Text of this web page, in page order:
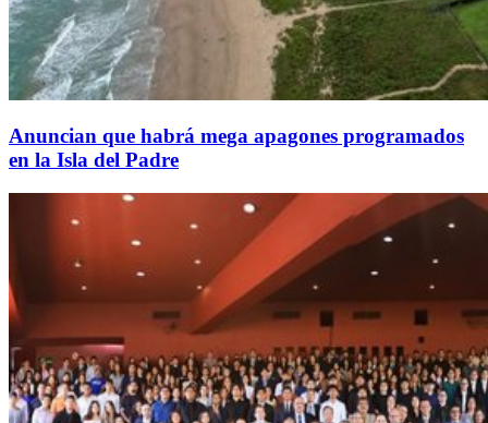
Anuncian que habrá mega apagones programados
en la Isla del Padre